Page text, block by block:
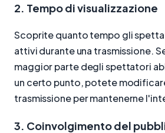
2. Tempo di visualizzazione
Scoprite quanto tempo gli
attivi durante una trasmissione.
maggior parte degli spettatori
un certo punto, potete
trasmissione per mantenerne
3. Coinvolgimento del